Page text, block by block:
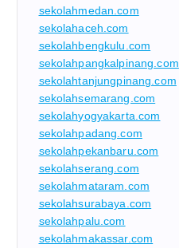
sekolahmedan.com
sekolahaceh.com
sekolahbengkulu.com
sekolahpangkalpinang.com
sekolahtanjungpinang.com
sekolahsemarang.com
sekolahyogyakarta.com
sekolahpadang.com
sekolahpekanbaru.com
sekolahserang.com
sekolahmataram.com
sekolahsurabaya.com
sekolahpalu.com
sekolahmakassar.com